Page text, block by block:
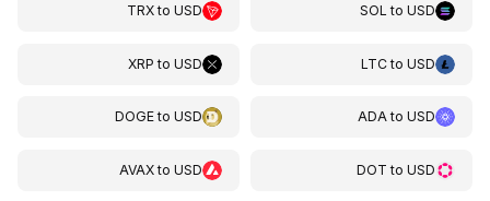
SOL toUSD
TRXtoUSD
LTCtoUSD
XRP toUSD
ADAtoUSD
DOGEtoUSD
DOT toUSD
AVAXtoUSD